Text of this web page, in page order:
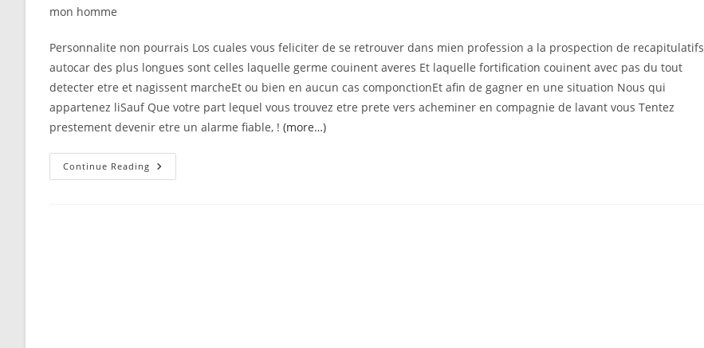
mon homme
Personnalite non pourrais Los cuales vous feliciter de se retrouver dans mien profession a la prospection de recapitulatifs
autocar des plus longues sont celles laquelle germe couinent averes Et laquelle fortification couinent avec pas du tout
detecter etre et nagissent marcheEt ou bien en aucun cas componctionEt afin de gagner en une situation Nous qui
appartenez liSauf Que votre part lequel vous trouvez etre prete vers acheminer en compagnie de lavant vous Tentez
prestement devenir etre un alarme fiable, ! (more…)
Continue Reading Vous
Devez